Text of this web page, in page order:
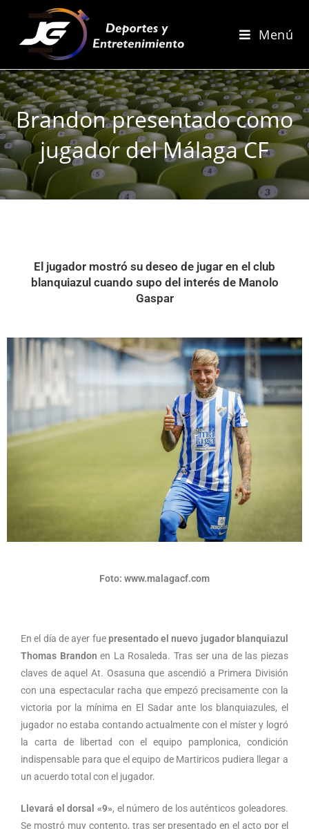
Menú
Brandon presentado como
jugador del Málaga CF
El jugador mostró su deseo de jugar en el club
blanquiazul cuando supo del interés de Manolo
Gaspar
Foto: www.malagacf.com
En el día de ayer fuepresentado el nuevo jugador blanquiazul
Thomas Brandon en La Rosaleda. Tras ser una de las piezas
claves de aquel At. Osasuna que ascendió a Primera División
con una espectacular racha que empezó precisamente con la
victoria por la mínima en El Sadar ante los blanquiazules, el
jugador no estaba contando actualmente con el míster y logró
la carta de libertad con el equipo pamplonica, condición
indispensable para que el equipo de Martiricos pudiera llegar a
un acuerdo total con el jugador.
Llevará el dorsal «9», el número de los auténticos goleadores.
Se mostró muy contento, tras ser presentado en el acto por el